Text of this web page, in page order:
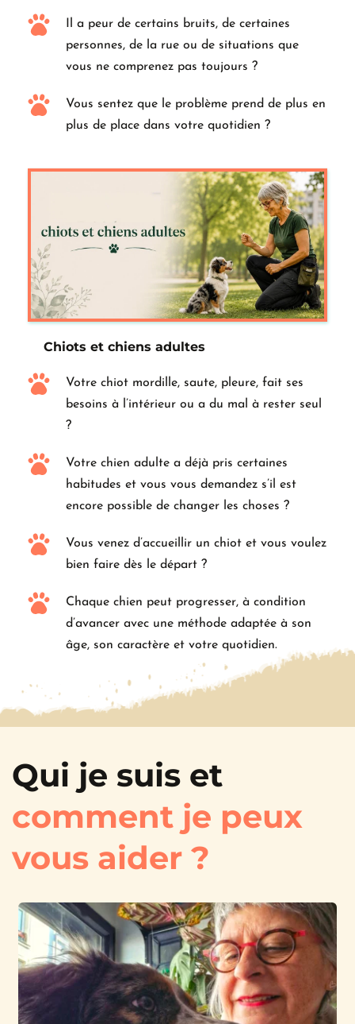
Il a peur de certains bruits, de certaines
personnes, de la rue ou de situations que
vous ne comprenez pas toujours ?
Vous sentez que le problème prend de plus en
plus de place dans votre quotidien ?
Chiots et chiens adultes
Votre chiot mordille, saute, pleure, fait ses
besoins à l’intérieur ou a du mal à rester seul
?
Votre chien adulte a déjà pris certaines
habitudes et vous vous demandez s’il est
encore possible de changer les choses ?
Vous venez d’accueillir un chiot et vous voulez
bien faire dès le départ ?
Chaque chien peut progresser, à condition
d’avancer avec une méthode adaptée à son
âge, son caractère et votre quotidien.
comment je peux
vous aider ?